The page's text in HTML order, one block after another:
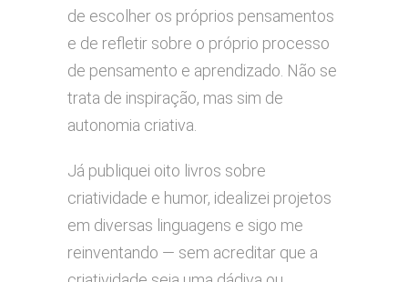
de escolher os próprios pensamentos
e de refletir sobre o próprio processo
de pensamento e aprendizado. Não se
trata de inspiração, mas sim de
autonomia criativa.
Já publiquei oito livros sobre
criatividade e humor, idealizei projetos
em diversas linguagens e sigo me
reinventando — sem acreditar que a